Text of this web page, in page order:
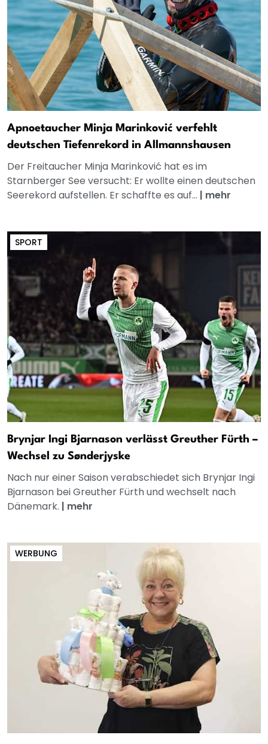
Apnoetaucher Minja Marinković verfehlt
deutschen Tiefenrekord in Allmannshausen
Der Freitaucher Minja Marinković hat es im
Starnberger See versucht: Er wollte einen deutschen
Seerekord aufstellen. Er schaffte es auf... | mehr
SPORT
Brynjar Ingi Bjarnason verlässt Greuther Fürth –
Wechsel zu Sønderjyske
Nach nur einer Saison verabschiedet sich Brynjar Ingi
Bjarnason bei Greuther Fürth und wechselt nach
Dänemark. | mehr
WERBUNG